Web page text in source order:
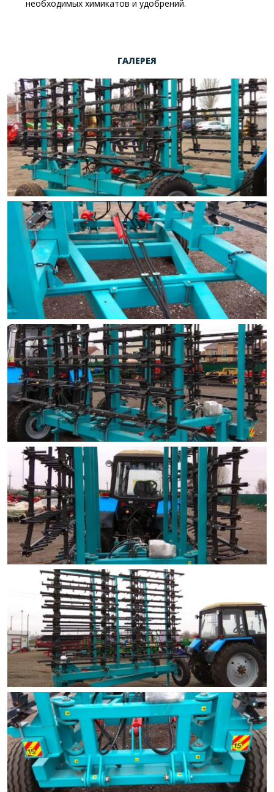
необходимых химикатов и удобрений.
ГАЛЕРЕЯ